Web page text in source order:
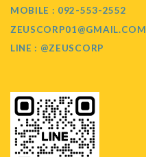
MOBILE : 092-553-2552
ZEUSCORP01@GMAIL.COM
LINE : @ZEUSCORP